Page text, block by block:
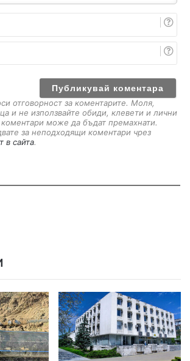
е
a
отговорност за коментарите. Моля,
и не използвайте обиди, клевети и лични
може да бъдат премахнати.
за неподходящи коментари чрез
в сайта.